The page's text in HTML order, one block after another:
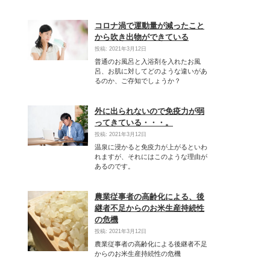
コロナ渦で運動量が減ったこと
から吹き出物ができている
投稿: 2021年3月12日
普通のお風呂と入浴剤を入れたお風
呂、お肌に対してどのような違いがあ
るのか、ご存知でしょうか？
外に出られないので免疫力が弱
ってきている・・・。
投稿: 2021年3月12日
温泉に浸かると免疫力が上がるといわ
れますが、それにはこのような理由が
あるのです。
農業従事者の高齢化による、後
継者不足からのお米生産持続性
の危機
投稿: 2021年3月12日
農業従事者の高齢化による後継者不足
からのお米生産持続性の危機